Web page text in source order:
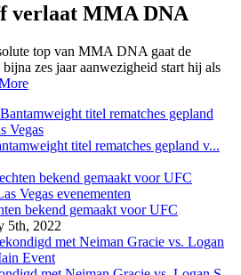
verlaat MMA DNA
top van MMA DNA gaat de
zes jaar aanwezigheid start hij als
titel rematches gepland v...
bekend gemaakt voor UFC
5th, 2022